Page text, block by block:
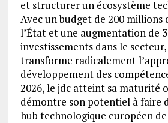
et structurer un écosystème
Avec un budget de 200 millions
l’État et une augmentation de
investissements dans le
transforme radicalement
développement des
2026, le jdc atteint sa maturité
démontre son potentiel à faire
hub technologique européen